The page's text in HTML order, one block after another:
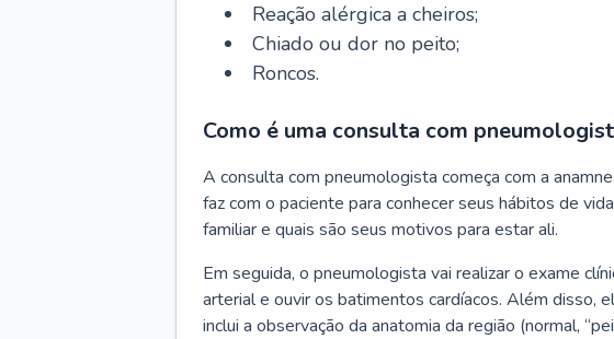
Reação alérgica a cheiros;
Chiado ou dor no peito;
Roncos.
Como é uma consulta com
A consulta com pneumologista começa com a
faz com o paciente para conhecer seus hábitos de
familiar e quais são seus motivos para estar ali.
Em seguida, o pneumologista vai realizar o exame
arterial e ouvir os batimentos cardíacos. Além disso,
inclui a observação da anatomia da região (normal,